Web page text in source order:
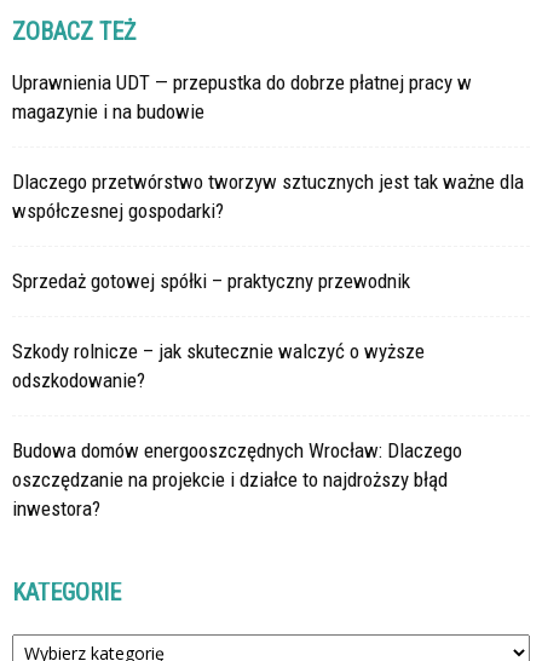
ZOBACZ TEŻ
Uprawnienia UDT — przepustka do dobrze płatnej pracy w
magazynie i na budowie
Dlaczego przetwórstwo tworzyw sztucznych jest tak ważne dla
współczesnej gospodarki?
Sprzedaż gotowej spółki – praktyczny przewodnik
Szkody rolnicze – jak skutecznie walczyć o wyższe
odszkodowanie?
Budowa domów energooszczędnych Wrocław: Dlaczego
oszczędzanie na projekcie i działce to najdroższy błąd
inwestora?
KATEGORIE
Kategorie